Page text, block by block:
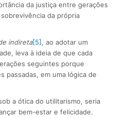
da justiça entre gerações
da própria
indireta[5] , ao adotar um
leva à ideia de que cada
seguintes porque
passadas, em uma lógica de
a ótica do utilitarismo, seria
bem-estar e felicidade.